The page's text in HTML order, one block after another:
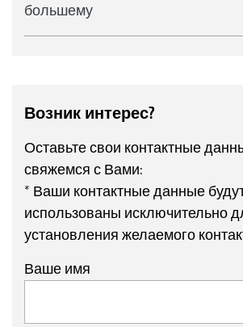
большему
Возник интерес?
Оставьте свои контактные
свяжемся с Вами:
* Ваши контактные данные
использованы исключительно
установления желаемого
Ваше имя